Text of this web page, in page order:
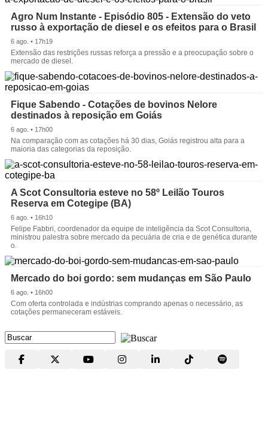
Agro Num Instante - Episódio 805 - Extensão do veto
russo à exportação de diesel e os efeitos para o Brasil
6 ago. • 17h19
Extensão das restrições russas reforça a pressão e a preocupação sobre o
mercado de diesel.
Fique Sabendo - Cotações de bovinos Nelore
destinados à reposição em Goiás
6 ago. • 17h00
Na comparação com as cotações há 30 dias, Goiás registrou alta para a
maioria das categorias da reposição.
A Scot Consultoria esteve no 58º Leilão Touros
Reserva em Cotegipe (BA)
6 ago. • 16h10
Felipe Fabbri, coordenador da equipe de inteligência da Scot Consultoria,
ministrou palestra sobre mercado da pecuária de cria e de genética durante
o.
Mercado do boi gordo: sem mudanças em São Paulo
6 ago. • 16h00
Com oferta controlada e indústrias comprando apenas o necessário, as
cotações permaneceram estáveis.